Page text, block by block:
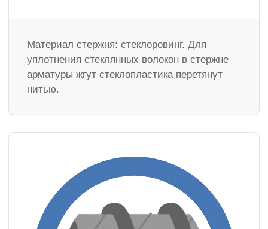
Материал стержня: стеклоровинг. Для
уплотнения стеклянных волокон в стержне
арматуры жгут стеклопластика перетянут
нитью.